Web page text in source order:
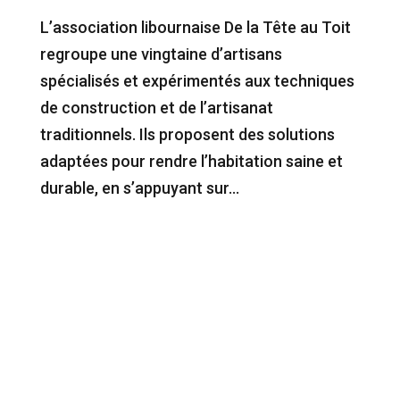
L’association libournaise De la Tête au Toit
regroupe une vingtaine d’artisans
spécialisés et expérimentés aux techniques
de construction et de l’artisanat
traditionnels. Ils proposent des solutions
adaptées pour rendre l’habitation saine et
durable, en s’appuyant sur...